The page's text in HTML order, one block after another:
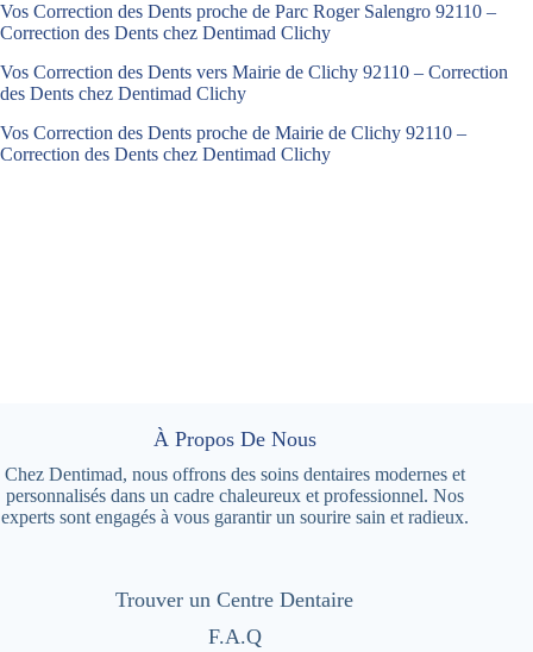
Vos Correction des Dents proche de Parc Roger Salengro 92110 –
Correction des Dents chez Dentimad Clichy
Vos Correction des Dents vers Mairie de Clichy 92110 – Correction
des Dents chez Dentimad Clichy
Vos Correction des Dents proche de Mairie de Clichy 92110 –
Correction des Dents chez Dentimad Clichy
À Propos De Nous
Chez Dentimad, nous offrons des soins dentaires modernes et
personnalisés dans un cadre chaleureux et professionnel. Nos
experts sont engagés à vous garantir un sourire sain et radieux.
Trouver un Centre Dentaire
F.A.Q